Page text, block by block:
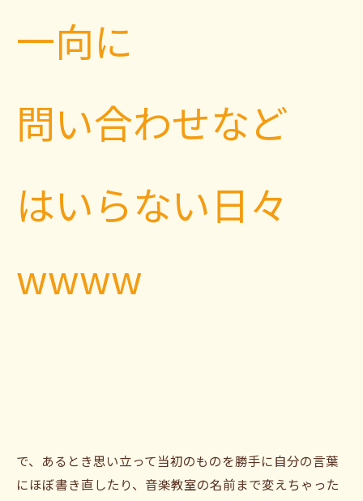
一向に
問い合わせなど
はいらない日々
wwww
で、あるとき思い立って当初のものを勝手に自分の言葉
にほぼ書き直したり、音楽教室の名前まで変えちゃった